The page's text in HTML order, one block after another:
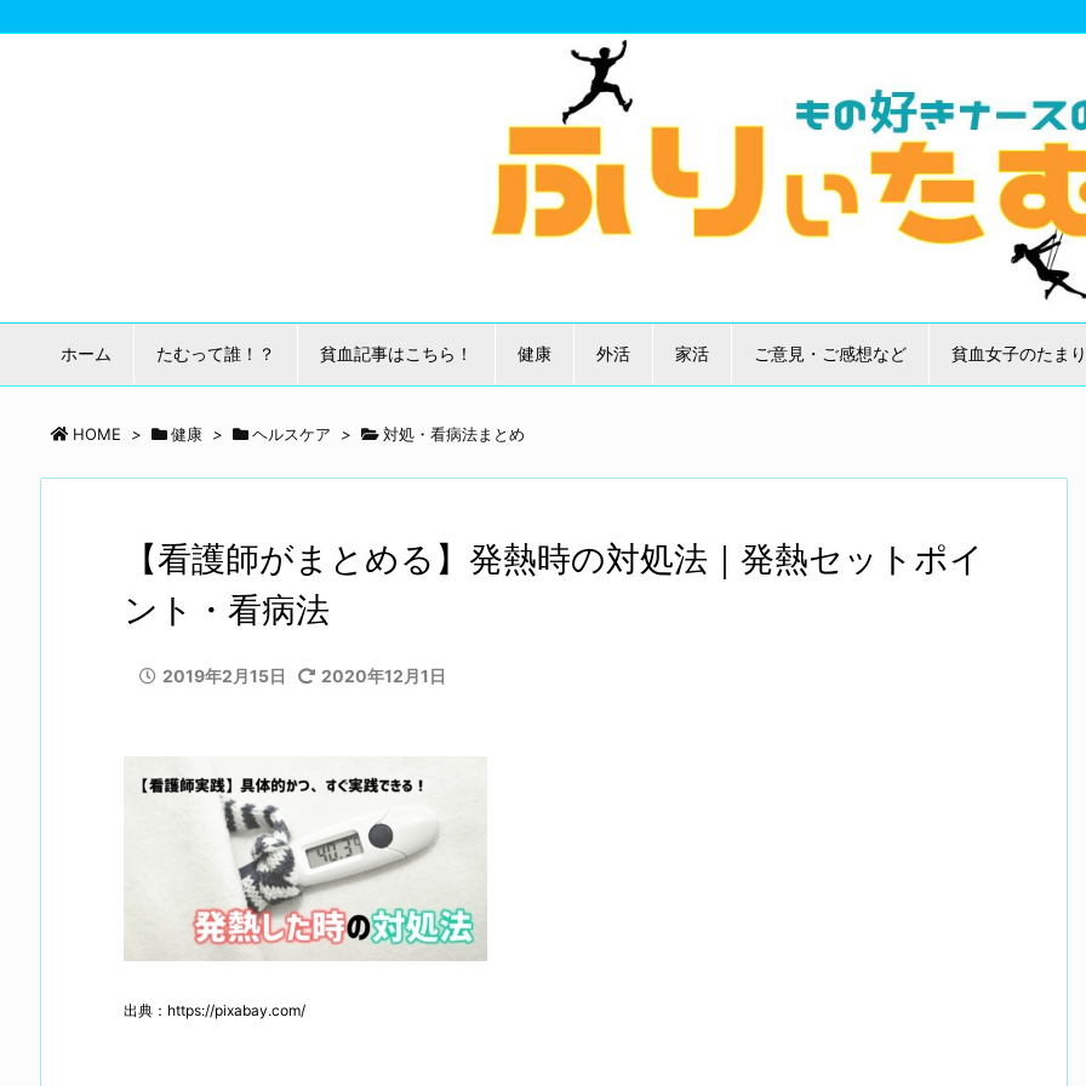
ホーム たむって誰！？ 貧血記事はこちら！ 健康 外活 家活 ご意見・ご感想など 貧血女子のたま
HOME > 健康 > ヘルスケア > 対処・看病法まとめ
【看護師がまとめる】発熱時の対処法｜発熱セットポイ
ント・看病法
2019年2月15日 2020年12月1日
出典：https://pixabay.com/